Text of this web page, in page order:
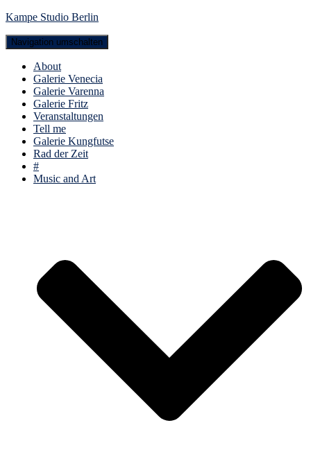
Kampe Studio Berlin
Navigation umschalten
About
Galerie Venecia
Galerie Varenna
Galerie Fritz
Veranstaltungen
Tell me
Galerie Kungfutse
Rad der Zeit
#
Music and Art